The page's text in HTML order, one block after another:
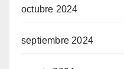
octubre 2024
septiembre 2024